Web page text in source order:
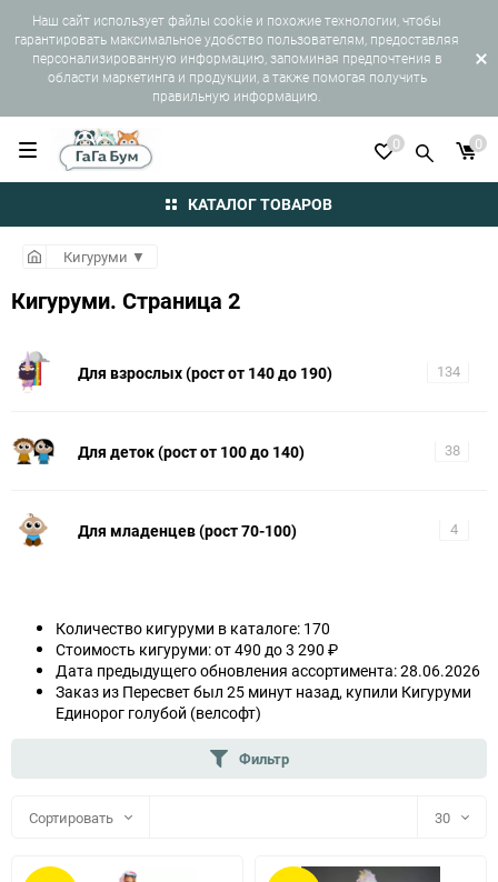
Наш сайт использует файлы cookie и похожие технологии, чтобы
гарантировать максимальное удобство пользователям, предоставляя
персонализированную информацию, запоминая предпочтения в
области маркетинга и продукции, а также помогая получить
правильную информацию.
КАТАЛОГ ТОВАРОВ
0 0
Кигуруми ▼
Кигуруми. Страница 2
134
Для взрослых (рост от 140 до 190)
38
Для деток (рост от 100 до 140)
4
Для младенцев (рост 70-100)
Количество кигуруми в каталоге: 170
Стоимость кигуруми: от 490 до 3 290 ₽
Дата предыдущего обновления ассортимента: 28.06.2026
Заказ из Пересвет был 25 минут назад, купили Кигуруми
Единорог голубой (велсофт)
Фильтр
Сортировать 30